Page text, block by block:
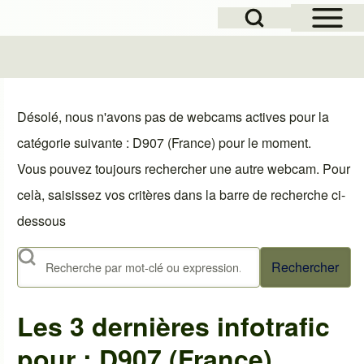
Open Sidebar
Open Search Block
Désolé, nous n'avons pas de webcams actives pour la
catégorie suivante : D907 (France) pour le moment.
Vous pouvez toujours rechercher une autre webcam. Pour
celà, saisissez vos critères dans la barre de recherche ci-
dessous
Rechercher
Les 3 dernières infotrafic